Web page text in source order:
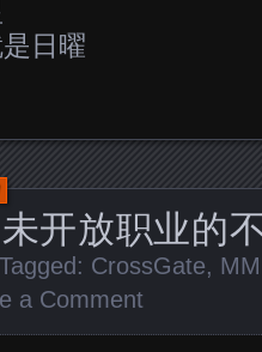
日曜
未开放职业的
CrossGate,
a Comment